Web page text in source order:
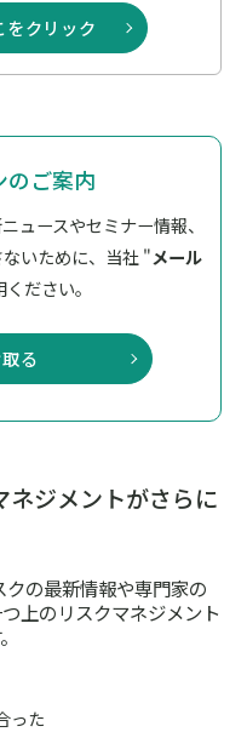
をクリック
のご案内
ュースやセミナー情報、
いために、 当社 "メール
ださい。
る
ネジメントがさらに
の最新情報や専門家の
上のリスクマネジメント
った